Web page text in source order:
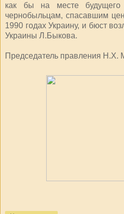
как бы на месте будущего
чернобыльцам, спасавшим
1990 годах Украину, и бюст
Украины Л.Быкова.
Председатель правления Н.Х.